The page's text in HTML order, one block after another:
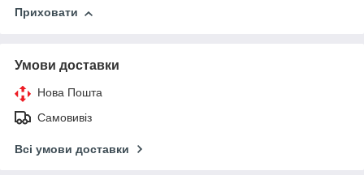
Приховати
Умови доставки
Нова Пошта
Самовивіз
Всі умови доставки